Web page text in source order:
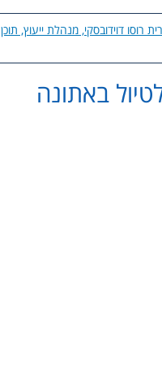
רוסו דוידובסקי, מנהלת ייעוץ, תוכן
באתונה